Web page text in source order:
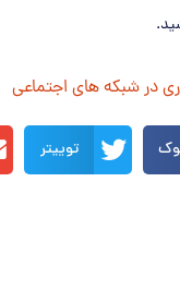
در شبکه های اجتماعی
توییتر